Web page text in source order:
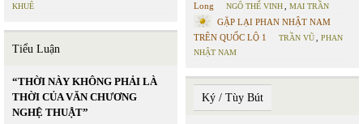
KHUÊ
Tiểu Luận
“THỜI NÀY KHÔNG PHẢI LÀ
THỜI CỦA VĂN CHƯƠNG
NGHỆ THUẬT”
Long
NGÔ THẾ VINH MAI TRẦN
GẶP LẠI PHAN NHẬT NAM
TRÊN QUỐC LỘ 1
TRẦN VŨ
PHAN
NHẬT NAM
Ký / Tùy Bút